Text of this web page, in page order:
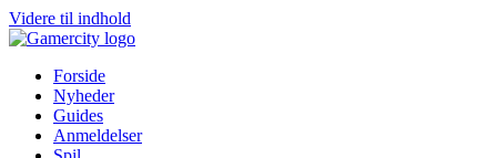
Videre til indhold
Forside
Nyheder
Guides
Anmeldelser